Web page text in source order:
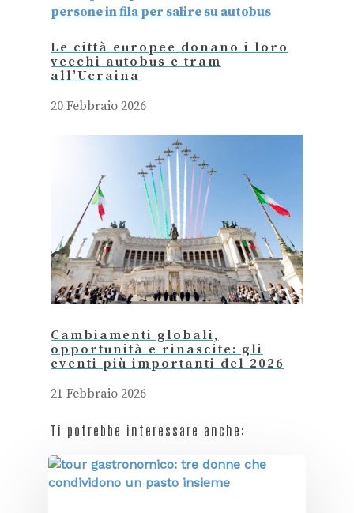
Le città europee donano i loro
vecchi autobus e tram
all’Ucraina
20 Febbraio 2026
Cambiamenti globali,
opportunità e rinascite: gli
eventi più importanti del 2026
21 Febbraio 2026
Ti potrebbe interessare anche: